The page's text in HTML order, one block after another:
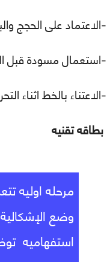
-الاعتماد على الحجج
-استعمال مسودة قبل
-الاعتناء بالخط اثناء
بطاقه تقنيه
مرحله اوليه
وضع
استفهاميه